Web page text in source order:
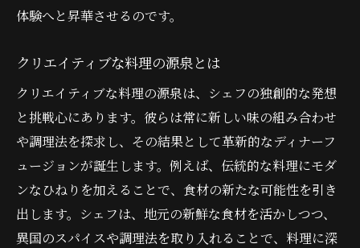
体験へと昇華させるのです。
クリエイティブな料理の源泉とは
クリエイティブな料理の源泉は、シェフの独創的な発想
と挑戦心にあります。彼らは常に新しい味の組み合わせ
や調理法を探求し、その結果として革新的なディナーフ
ュージョンが誕生します。例えば、伝統的な料理にモダ
ンなひねりを加えることで、食材の新たな可能性を引き
出します。シェフは、地元の新鮮な食材を活かしつつ、
異国のスパイスや調理法を取り入れることで、料理に深